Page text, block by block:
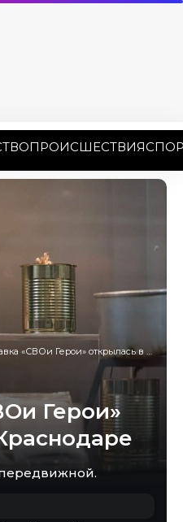
ПРОИСШЕСТВИЯ
«СВОи Герои» открылась в Краснодаре
Герои»